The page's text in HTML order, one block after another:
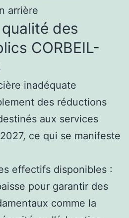
arrière
des
CORBEIL-
inadéquate
des réductions
aux services
ce qui se manifeste
effectifs disponibles :
pour garantir des
comme la